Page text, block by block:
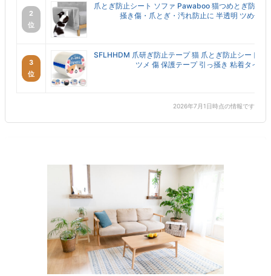
2
位
爪とぎ防止シート ソファ Pawaboo 猫つめとぎ防止
掻き傷・爪とぎ・汚れ防止に 半透明 ツめ傷保
3
位
SFLHHDM 爪研ぎ防止テープ 猫 爪とぎ防止シート 訓
ツメ 傷 保護テープ 引っ掻き 粘着タイプ
2026年7月1日時点の情報です